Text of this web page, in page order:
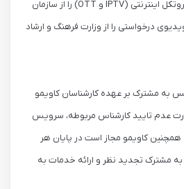
اینترنتی (IPTV و OTT) را از سازمان
درخواستی را از وزارت فرهنگ و ارشاد
به مشترک بر عهده کارشناسان کاویمو
عدم تایید کارشناس مربوطه، سرویس
کاویمو مجاز است در پایان هر
مشترک تجدید نظر و ارائه خدمات به